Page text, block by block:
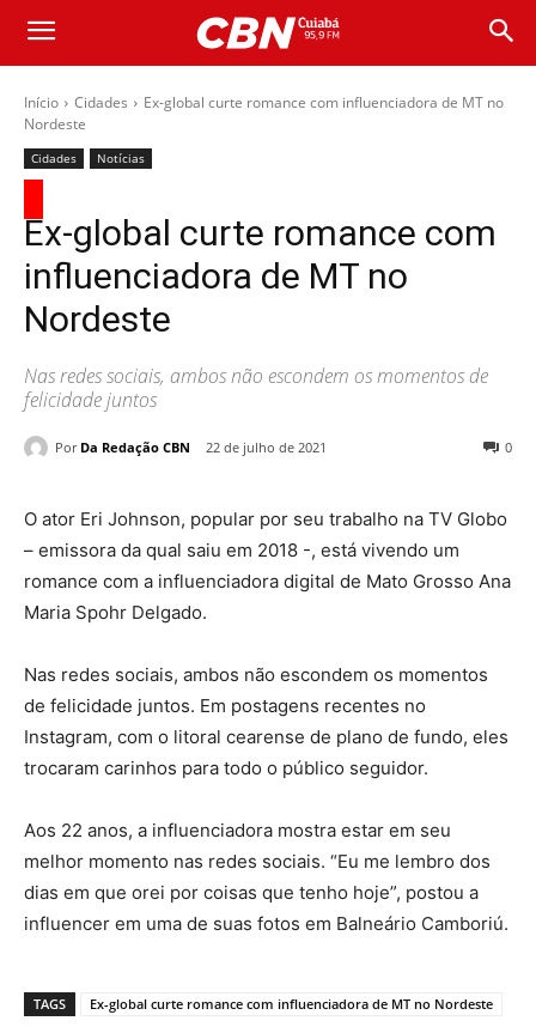
Início Cidades
Ex-global curte romance com influenciadora de MT no
Nordeste
Cidades Notícias
Ex-global curte romance com
influenciadora de MT no
Nordeste
Nas redes sociais, ambos não escondem os momentos de
felicidade juntos
Por Da Redação CBN 22 de julho de 2021 0
O ator Eri Johnson, popular por seu trabalho na TV Globo
– emissora da qual saiu em 2018 -, está vivendo um
romance com a influenciadora digital de Mato Grosso Ana
Maria Spohr Delgado.
Nas redes sociais, ambos não escondem os momentos
de felicidade juntos. Em postagens recentes no
Instagram, com o litoral cearense de plano de fundo, eles
trocaram carinhos para todo o público seguidor.
Aos 22 anos, a influenciadora mostra estar em seu
melhor momento nas redes sociais. “Eu me lembro dos
dias em que orei por coisas que tenho hoje”, postou a
influencer em uma de suas fotos em Balneário Camboriú.
TAGS Ex-global curte romance com influenciadora de MT no Nordeste